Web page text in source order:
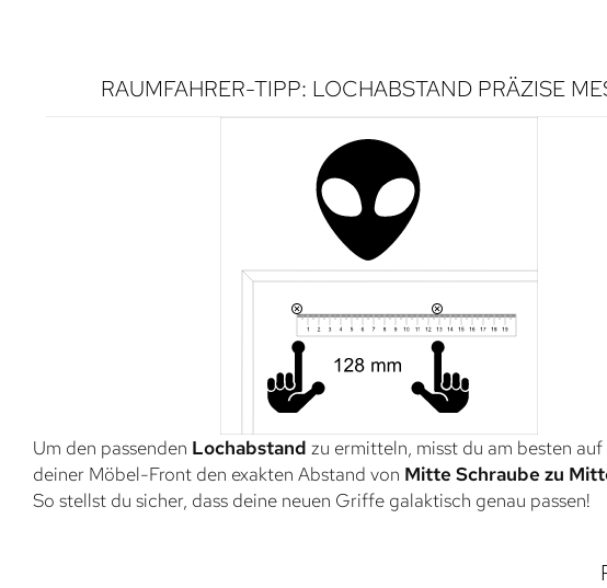
RAUMFAHRER-TIPP: LOCHABSTAND PRÄZISE
Um den passenden Lochabstand zu ermitteln, misst du am besten
deiner Möbel-Front den exakten Abstand von Mitte Schraube zu
So stellst du sicher, dass deine neuen Griffe galaktisch genau passen!